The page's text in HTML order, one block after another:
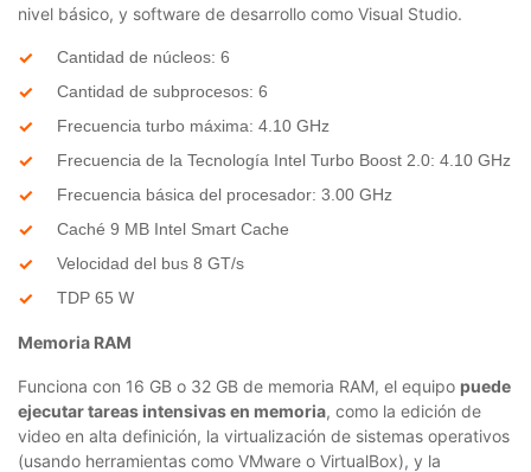
nivel básico, y software de desarrollo como Visual Studio.
Cantidad de núcleos: 6
Cantidad de subprocesos: 6
Frecuencia turbo máxima: 4.10 GHz
Frecuencia de la Tecnología Intel Turbo Boost 2.0: 4.10 GHz
Frecuencia básica del procesador: 3.00 GHz
Caché 9 MB Intel Smart Cache
Velocidad del bus 8 GT/s
TDP 65 W
Memoria RAM
Funciona con 16 GB o 32 GB de memoria RAM, el equipo puede
ejecutar tareas intensivas en memoria, como la edición de
video en alta definición, la virtualización de sistemas operativos
(usando herramientas como VMware o VirtualBox), y la